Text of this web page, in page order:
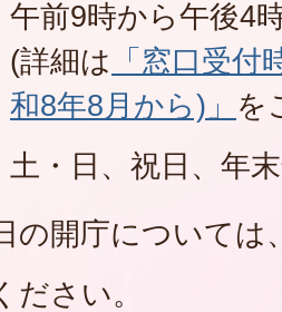
午前9時から午後4
(詳細は 「窓口受
和8年8月から)」 を
土・日、祝日、年
の開庁については
ださい。